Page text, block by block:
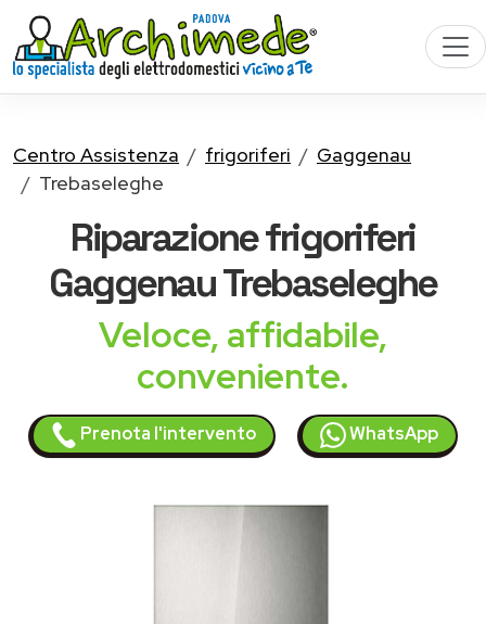
Centro Assistenza frigoriferi
Gaggenau
Trebaseleghe
Riparazionefrigoriferi
GaggenauTrebaseleghe
Veloce, affidabile,
conveniente.
Prenota l'intervento WhatsApp